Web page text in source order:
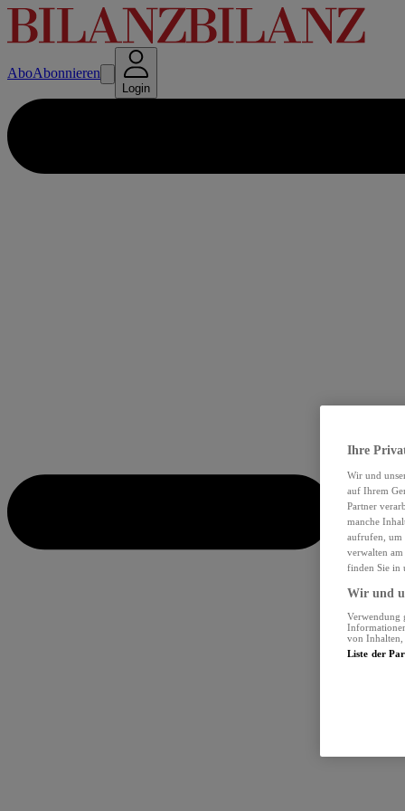
AboAbonnieren
Login
Ihre
Wir und
auf Ihrem
Partner
manche
aufrufen, um
verwalten
finden Sie in
Wir und
Verwendung
von Inhalten,
Liste der